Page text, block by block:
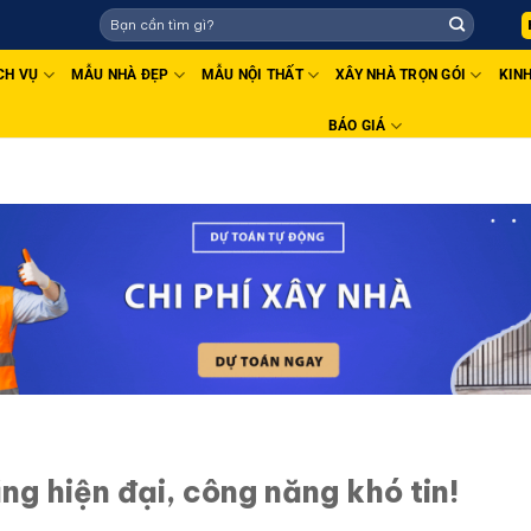
VỤ MẪU NHÀ ĐẸP MẪU NỘI THẤT XÂY NHÀ TRỌN GÓI
BÁO GIÁ
hiện đại, công năng khó tin!